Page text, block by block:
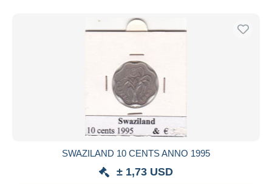
SWAZILAND 10 CENTS ANNO 1995
± 1,73 USD